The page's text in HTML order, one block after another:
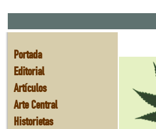
Portada
Editorial
Artículos
Arte Central
Historietas